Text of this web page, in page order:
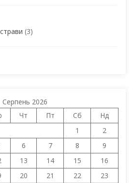
(3)
Серпень 2026
Чт Пт Сб
Нд
1
2
6 7 8
9
13 14 15
16
20 21 22
23